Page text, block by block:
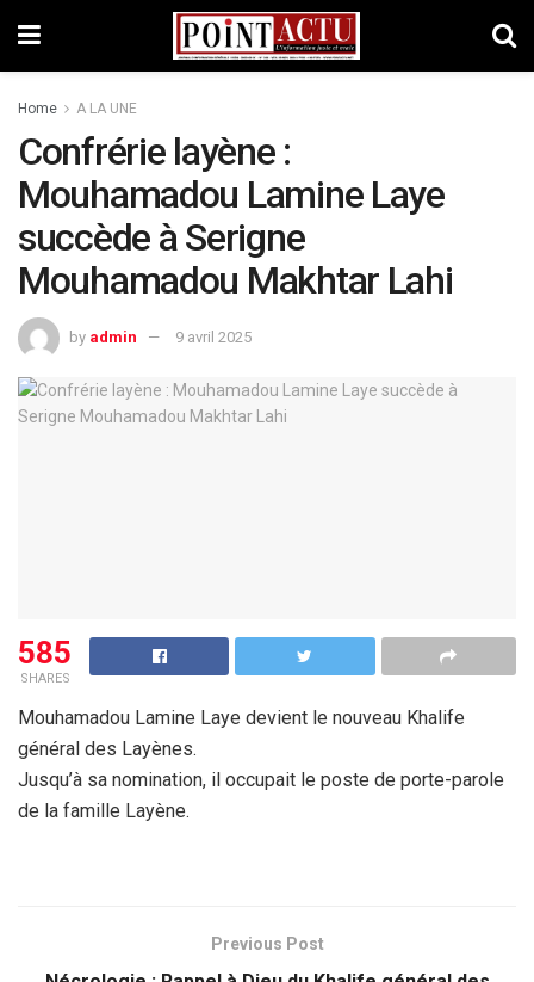
Home A LA UNE
Confrérie layène :
Mouhamadou Lamine Laye
succède à Serigne
Mouhamadou Makhtar Lahi
by admin 9 avril 2025
585
SHARES
Mouhamadou Lamine Laye devient le nouveau Khalife
général des Layènes.
Jusqu’à sa nomination, il occupait le poste de porte-parole
de la famille Layène.
Previous Post